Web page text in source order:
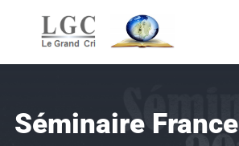
Séminaire France